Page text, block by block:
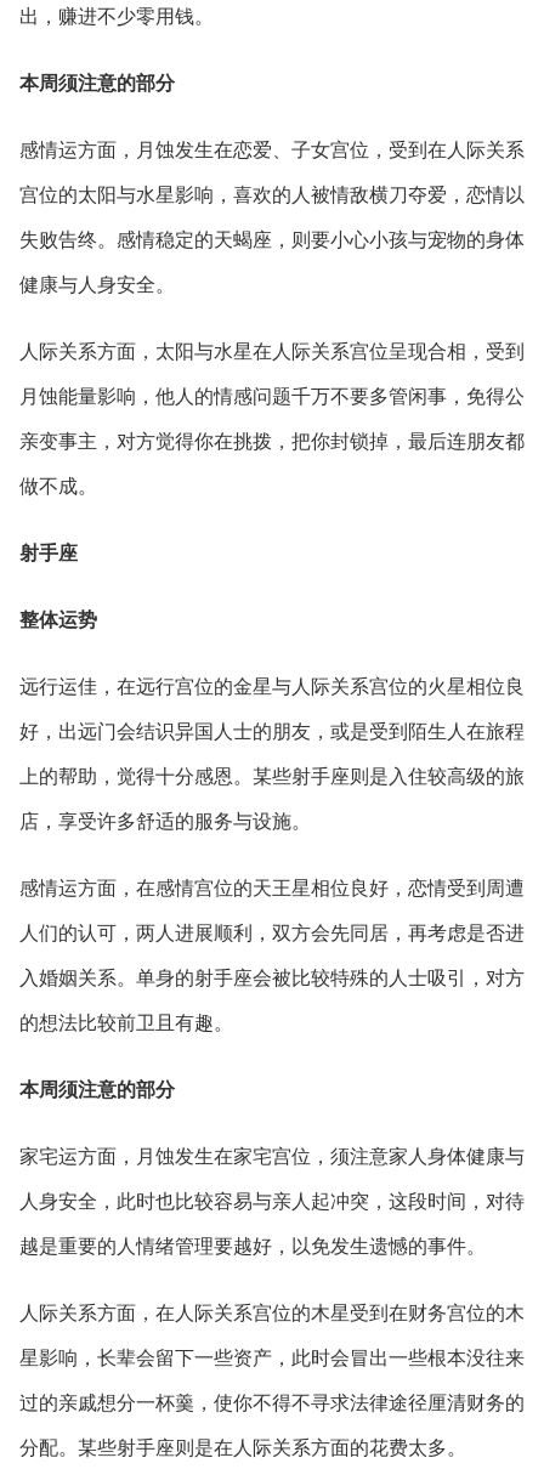
出，赚进不少零用钱。
本周须注意的部分
感情运方面，月蚀发生在恋爱、子女宫位，受到在人际关系
宫位的太阳与水星影响，喜欢的人被情敌横刀夺爱，恋情以
失败告终。感情稳定的天蝎座，则要小心小孩与宠物的身体
健康与人身安全。
人际关系方面，太阳与水星在人际关系宫位呈现合相，受到
月蚀能量影响，他人的情感问题千万不要多管闲事，免得公
亲变事主，对方觉得你在挑拨，把你封锁掉，最后连朋友都
做不成。
射手座
整体运势
远行运佳，在远行宫位的金星与人际关系宫位的火星相位良
好，出远门会结识异国人士的朋友，或是受到陌生人在旅程
上的帮助，觉得十分感恩。某些射手座则是入住较高级的旅
店，享受许多舒适的服务与设施。
感情运方面，在感情宫位的天王星相位良好，恋情受到周遭
人们的认可，两人进展顺利，双方会先同居，再考虑是否进
入婚姻关系。单身的射手座会被比较特殊的人士吸引，对方
的想法比较前卫且有趣。
本周须注意的部分
家宅运方面，月蚀发生在家宅宫位，须注意家人身体健康与
人身安全，此时也比较容易与亲人起冲突，这段时间，对待
越是重要的人情绪管理要越好，以免发生遗憾的事件。
人际关系方面，在人际关系宫位的木星受到在财务宫位的木
星影响，长辈会留下一些资产，此时会冒出一些根本没往来
过的亲戚想分一杯羹，使你不得不寻求法律途径厘清财务的
分配。某些射手座则是在人际关系方面的花费太多。